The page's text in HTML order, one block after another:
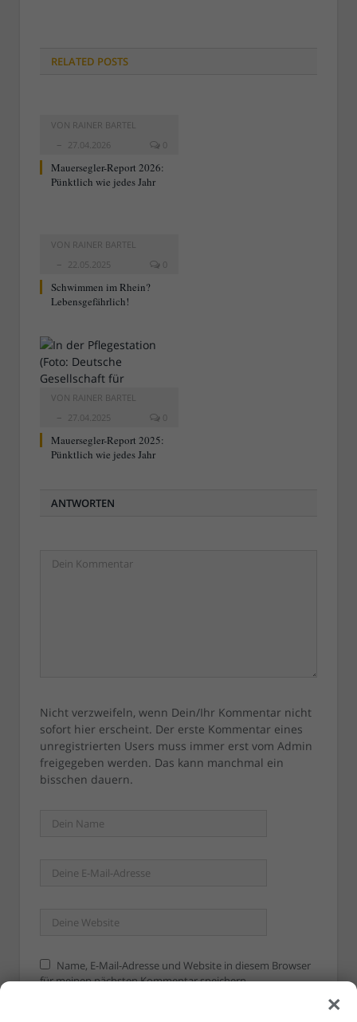
RELATED POSTS
VON RAINER BARTEL
27.04.2026
0
Mauersegler-Report 2026:
Pünktlich wie jedes Jahr
VON RAINER BARTEL
22.05.2025
0
Schwimmen im Rhein?
Lebensgefährlich!
VON RAINER BARTEL
27.04.2025
0
Mauersegler-Report 2025:
Pünktlich wie jedes Jahr
ANTWORTEN
Nicht verzweifeln, wenn Dein/Ihr Kommentar nicht
sofort hier erscheint. Der erste Kommentar eines
unregistrierten Users muss immer erst vom Admin
freigegeben werden. Das kann manchmal ein
bisschen dauern.
Name, E-Mail-Adresse und Website in diesem Browser
für meinen nächsten Kommentar speichern.
×